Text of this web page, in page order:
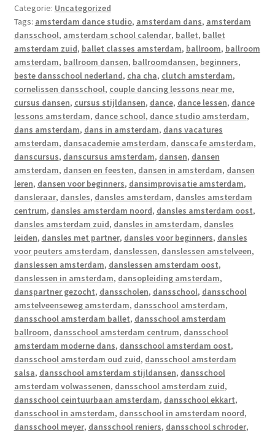
Categorie: Uncategorized
Tags: amsterdam dance studio, amsterdam dans, amsterdam
dansschool, amsterdam school calendar, ballet, ballet
amsterdam zuid, ballet classes amsterdam, ballroom, ballroom
amsterdam, ballroom dansen, ballroomdansen, beginners,
beste dansschool nederland, cha cha, clutch amsterdam,
cornelissen dansschool, couple dancing lessons near me,
cursus dansen, cursus stijldansen, dance, dance lessen, dance
lessons amsterdam, dance school, dance studio amsterdam,
dans amsterdam, dans in amsterdam, dans vacatures
amsterdam, dansacademie amsterdam, danscafe amsterdam,
danscursus, danscursus amsterdam, dansen, dansen
amsterdam, dansen en feesten, dansen in amsterdam, dansen
leren, dansen voor beginners, dansimprovisatie amsterdam,
dansleraar, dansles, dansles amsterdam, dansles amsterdam
centrum, dansles amsterdam noord, dansles amsterdam oost,
dansles amsterdam zuid, dansles in amsterdam, dansles
leiden, dansles met partner, dansles voor beginners, dansles
voor peuters amsterdam, danslessen, danslessen amstelveen,
danslessen amsterdam, danslessen amsterdam oost,
danslessen in amsterdam, dansopleiding amsterdam,
danspartner gezocht, dansscholen, dansschool, dansschool
amstelveenseweg amsterdam, dansschool amsterdam,
dansschool amsterdam ballet, dansschool amsterdam
ballroom, dansschool amsterdam centrum, dansschool
amsterdam moderne dans, dansschool amsterdam oost,
dansschool amsterdam oud zuid, dansschool amsterdam
salsa, dansschool amsterdam stijldansen, dansschool
amsterdam volwassenen, dansschool amsterdam zuid,
dansschool ceintuurbaan amsterdam, dansschool ekkart,
dansschool in amsterdam, dansschool in amsterdam noord,
dansschool meyer, dansschool reniers, dansschool schroder,